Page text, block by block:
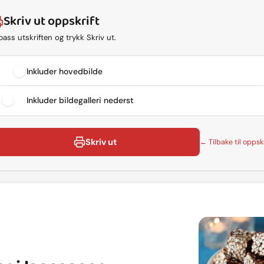
Skriv ut oppskrift
utskriften og trykk Skriv ut.
Inkluder hovedbilde
Inkluder bildegalleri nederst
Skriv ut ← Tilbake til